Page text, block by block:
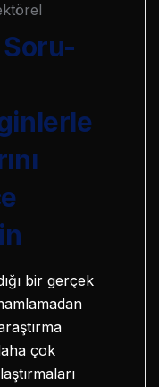
bir gerçek
çok